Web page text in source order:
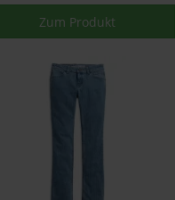
Zum Produkt